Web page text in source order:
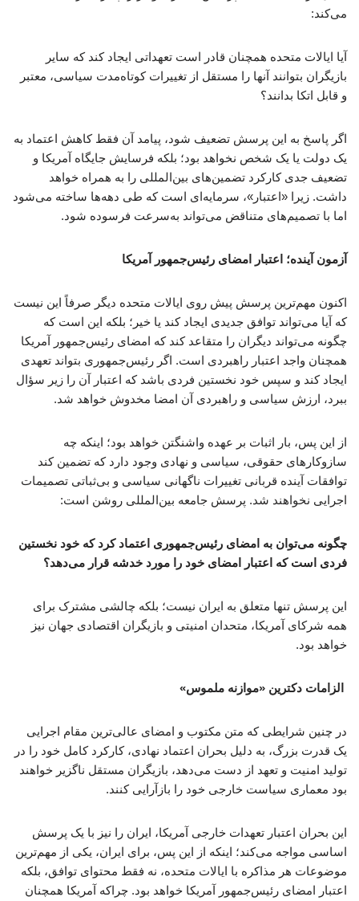
می‌کند:
آیا ایالات متحده همچنان قادر است تعهداتی ایجاد کند که سایر
بازیگران بتوانند آنها را مستقل از تغییرات کوتاه‌مدت سیاسی، معتبر
و قابل اتکا بدانند؟
اگر پاسخ به این پرسش تضعیف شود، پیامد آن فقط کاهش اعتماد به
یک دولت یا یک شخص نخواهد بود؛ بلکه فرسایش جایگاه آمریکا و
تضعیف جدی کارکرد تضمین‌های بین‌المللی را به همراه خواهد
داشت. زیرا «اعتبار»، سرمایه‌ای است که طی دهه‌ها ساخته می‌شود
اما با تصمیم‌های متناقض می‌تواند به‌سرعت فرسوده شود.
آزمون آینده؛ اعتبار امضای رئیس‌جمهور آمریکا
اکنون مهم‌ترین پرسش پیش روی ایالات متحده دیگر صرفاً این نیست
که آیا می‌تواند توافق جدیدی ایجاد کند یا خیر؛ بلکه این است که
چگونه می‌تواند دیگران را متقاعد کند که امضای رئیس‌جمهور آمریکا
همچنان واجد اعتبار راهبردی است. اگر رئیس‌جمهوری بتواند تعهدی
ایجاد کند و سپس خود نخستین فردی باشد که اعتبار آن را زیر سؤال
ببرد، ارزش سیاسی و راهبردی آن امضا مخدوش خواهد شد.
از این پس، بار اثبات بر عهده واشنگتن خواهد بود؛ اینکه چه
سازوکارهای حقوقی، سیاسی و نهادی وجود دارد که تضمین کند
توافقات آینده قربانی تغییرات ناگهانی سیاسی و بی‌ثباتی تصمیمات
اجرایی نخواهند شد. پرسش جامعه بین‌المللی روشن است:
چگونه می‌توان به امضای رئیس‌جمهوری اعتماد کرد که خود نخستین
فردی است که اعتبار امضای خود را مورد خدشه قرار می‌دهد؟
این پرسش تنها متعلق به ایران نیست؛ بلکه چالشی مشترک برای
همه شرکای آمریکا، متحدان امنیتی و بازیگران اقتصادی جهان نیز
خواهد بود.
الزامات دکترین «موازنه ملموس»
در چنین شرایطی که متن مکتوب و امضای عالی‌ترین مقام اجرایی
یک قدرت بزرگ، به دلیل بحران اعتماد نهادی، کارکرد کامل خود را در
تولید امنیت و تعهد از دست می‌دهد، بازیگران مستقل ناگزیر خواهند
بود معماری سیاست خارجی خود را بازآرایی کنند.
این بحران اعتبار تعهدات خارجی آمریکا، ایران را نیز با یک پرسش
اساسی مواجه می‌کند؛ اینکه از این پس، برای ایران، یکی از مهم‌ترین
موضوعات هر مذاکره با ایالات متحده، نه فقط محتوای توافق، بلکه
اعتبار امضای رئیس‌جمهور آمریکا خواهد بود. چراکه آمریکا همچنان